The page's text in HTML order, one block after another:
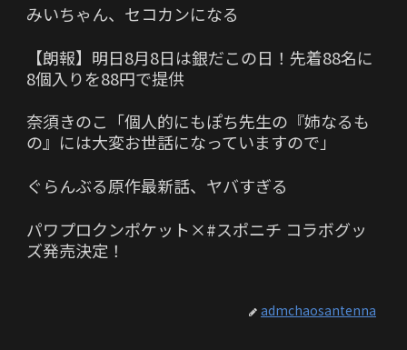
みいちゃん、セコカンになる
【朗報】明日8月8日は銀だこの日！先着88名に
8個入りを88円で提供
奈須きのこ「個人的にもぽち先生の『姉なるも
の』には大変お世話になっていますので」
ぐらんぶる原作最新話、ヤバすぎる
パワプロクンポケット×#スポニチ コラボグッ
ズ発売決定！
admchaosantenna